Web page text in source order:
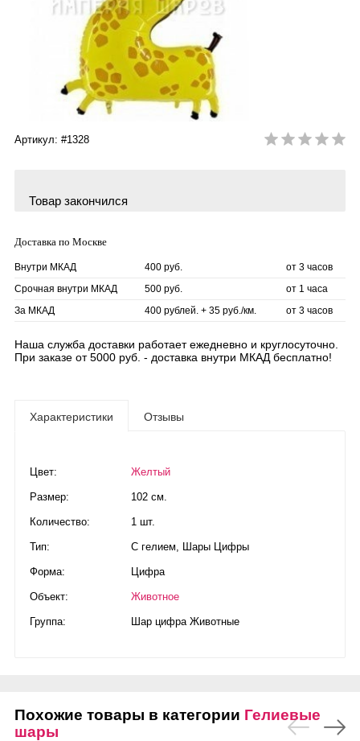
Артикул: #1328
Товар закончился
Доставка по Москве
Внутри МКАД 400 руб.
от 3 часов
Срочная внутри МКАД
500 руб.
от 1 часа
За МКАД
400 рублей. + 35 руб./км. от 3 часов
Наша служба доставки работает ежедневно и круглосуточно.
При заказе от 5000 руб. - доставка внутри МКАД бесплатно!
Характеристики Отзывы
Цвет: Желтый
Размер: 102 см.
Количество: 1 шт.
Тип: С гелием, Шары Цифры
Форма: Цифра
Объект: Животное
Группа: Шар цифра Животные
Похожие товары в категории Гелиевые
шары